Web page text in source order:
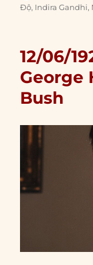
Độ, Indira Gandhi,
12/06/
George
Bush